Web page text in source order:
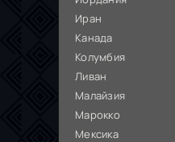
Иран
Канада
Колумбия
Ливан
Малайзия
Марокко
Мексика